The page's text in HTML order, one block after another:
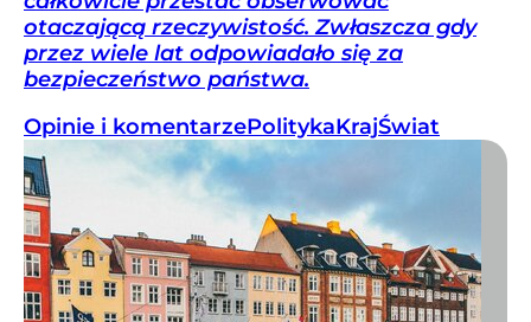
otaczającą rzeczywistość. Zwłaszcza gdy
przez wiele lat odpowiadało się za
bezpieczeństwo państwa.
Opinie i komentarzePolitykaKrajŚwiat